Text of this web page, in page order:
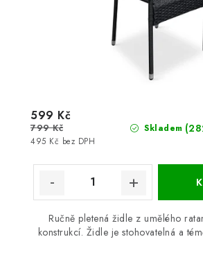
Skladem
495 Kč bez DPH
599 Kč
799 Kč
Ručně pletená židle z umělého
konstrukcí. Židle je stohovatelná a